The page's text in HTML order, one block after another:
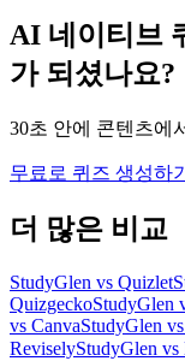
AI 네이티브
가 되셨나요?
30초 안에 콘텐츠에
무료로 퀴즈 생성하기
더 많은 비교
StudyGlen vs Quizlet
QuizgeckoStudyGlen
vs CanvaStudyGlen
ReviselyStudyGlen vs